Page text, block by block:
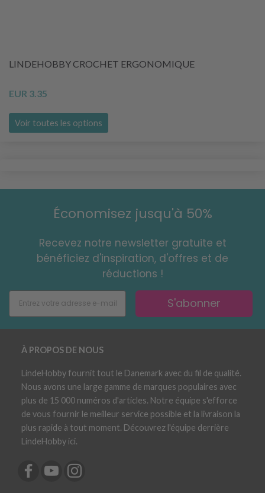
LINDEHOBBY CROCHET ERGONOMIQUE
EUR 3.35
Voir toutes les options
Économisez jusqu'à 50%
Recevez notre newsletter gratuite et
bénéficiez d'inspiration, d'offres et de
réductions !
S'abonner
À PROPOS DE NOUS
LindeHobby fournit tout le Danemark avec du fil de qualité.
Nous avons une large gamme de marques populaires avec
plus de 15 000 numéros d'articles. Notre équipe s'efforce
de vous fournir le meilleur service possible et la livraison la
plus rapide à tout moment. Découvrez l'équipe derrière
LindeHobby ici.